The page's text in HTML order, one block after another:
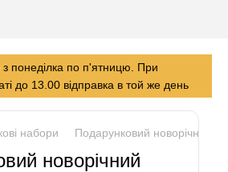
понеділка по п'ятницю. При
до 13.00 відправка в той же день
набори Подарунковий новорічний
новорічний